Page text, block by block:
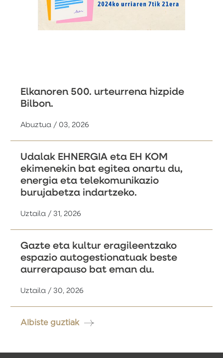
Elkanoren 500. urteurrena hizpide
Bilbon.
Abuztua / 03, 2026
Udalak EHNERGIA eta EH KOM
ekimenekin bat egitea onartu du,
energia eta telekomunikazio
burujabetza indartzeko.
Uztaila / 31, 2026
Gazte eta kultur eragileentzako
espazio autogestionatuak beste
aurrerapauso bat eman du.
Uztaila / 30, 2026
Albiste guztiak